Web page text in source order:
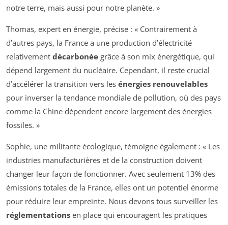
notre terre, mais aussi pour notre planète. »
Thomas, expert en énergie, précise : « Contrairement à
d’autres pays, la France a une production d’électricité
relativement décarbonée grâce à son mix énergétique, qui
dépend largement du nucléaire. Cependant, il reste crucial
d’accélérer la transition vers les énergies renouvelables
pour inverser la tendance mondiale de pollution, où des pays
comme la Chine dépendent encore largement des énergies
fossiles. »
Sophie, une militante écologique, témoigne également : « Les
industries manufacturières et de la construction doivent
changer leur façon de fonctionner. Avec seulement 13% des
émissions totales de la France, elles ont un potentiel énorme
pour réduire leur empreinte. Nous devons tous surveiller les
réglementations en place qui encouragent les pratiques